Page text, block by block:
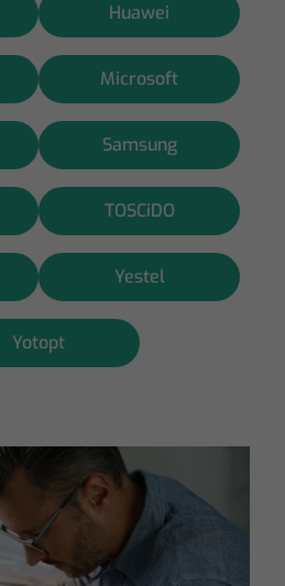
Huawei
Microsoft
Samsung
TOSCiDO
Yestel
Yotopt